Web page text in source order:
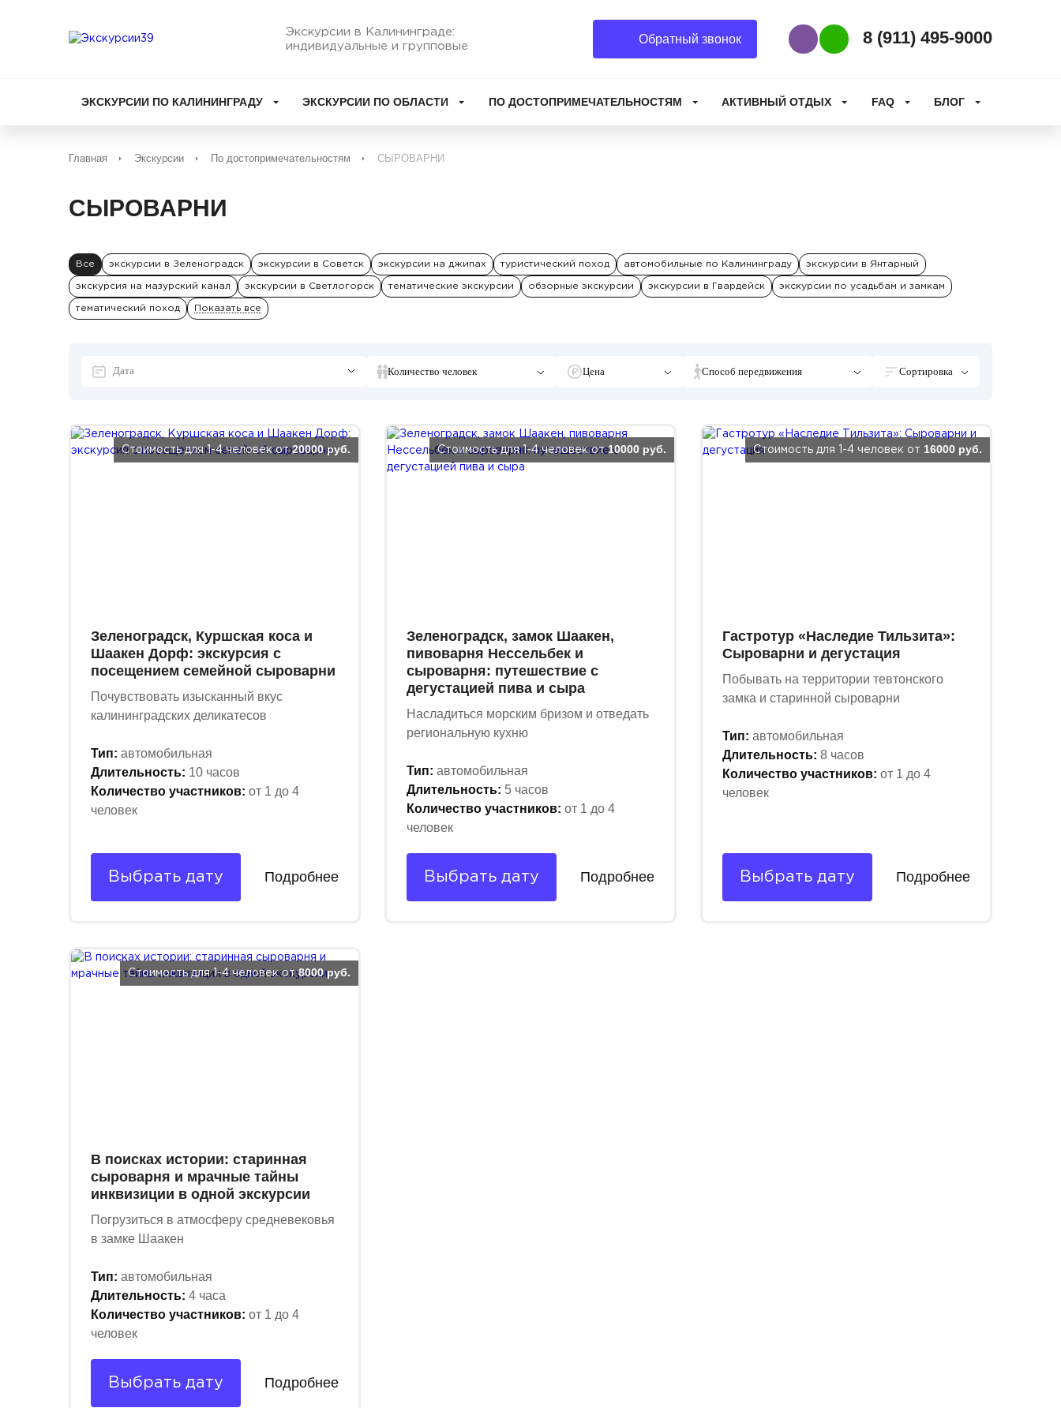
Экскурсии в Калининграде:
индивидуальные и групповые
Обратный звонок
Наш ViberНаш WhatsApp
8 (911) 495-9000
ЭКСКУРСИИ ПО КАЛИНИНГРАДУ ЭКСКУРСИИ ПО ОБЛАСТИ ПО ДОСТОПРИМЕЧАТЕЛЬНОСТЯМ АКТИВНЫЙ ОТДЫХ FAQ БЛОГ
Главная Экскурсии По достопримечательностям СЫРОВАРНИ
СЫРОВАРНИ
Все экскурсии в Зеленоградск экскурсии в Советск экскурсии на джипах туристический поход автомобильные по Калининграду экскурсии в Янтарный
экскурсия на мазурский канал экскурсии в Светлогорск тематические экскурсии обзорные экскурсии экскурсии в Гвардейск экскурсии по усадьбам и замкам
тематический поход Показать все
Количество человек Цена Способ передвижения Сортировка
Зеленоградск, Куршская коса и
Шаакен Дорф: экскурсия с
посещением семейной сыроварни
Почувствовать изысканный вкус
калининградских деликатесов
Тип: автомобильная
Длительность: 10 часов
Количество участников: от 1 до 4
человек
Стоимость для 1-4 человек от20000 руб.
Выбрать дату Подробнее
Зеленоградск, замок Шаакен,
пивоварня Нессельбек и
сыроварня: путешествие с
дегустацией пива и сыра
Насладиться морским бризом и отведать
региональную кухню
Тип: автомобильная
Длительность: 5 часов
Количество участников: от 1 до 4
человек
Стоимость для 1-4 человек от10000 руб.
Выбрать дату Подробнее
Гастротур «Наследие Тильзита»:
Сыроварни и дегустация
Побывать на территории тевтонского
замка и старинной сыроварни
Тип: автомобильная
Длительность: 8 часов
Количество участников: от 1 до 4
человек
Стоимость для 1-4 человек от 16000 руб.
Выбрать дату Подробнее
В поисках истории: старинная
сыроварня и мрачные тайны
инквизиции в одной экскурсии
Погрузиться в атмосферу средневековья
в замке Шаакен
Тип: автомобильная
Длительность: 4 часа
Количество участников: от 1 до 4
человек
Стоимость для 1-4 человек от8000 руб.
Выбрать дату Подробнее